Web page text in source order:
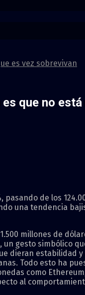
es vez sobrevivan
que no
de los
una tendencia
millones de
gesto simbólico
dieran estabilidad
Todo esto ha
como
al